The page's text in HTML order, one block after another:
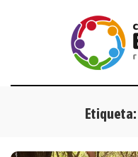
Etiqueta: